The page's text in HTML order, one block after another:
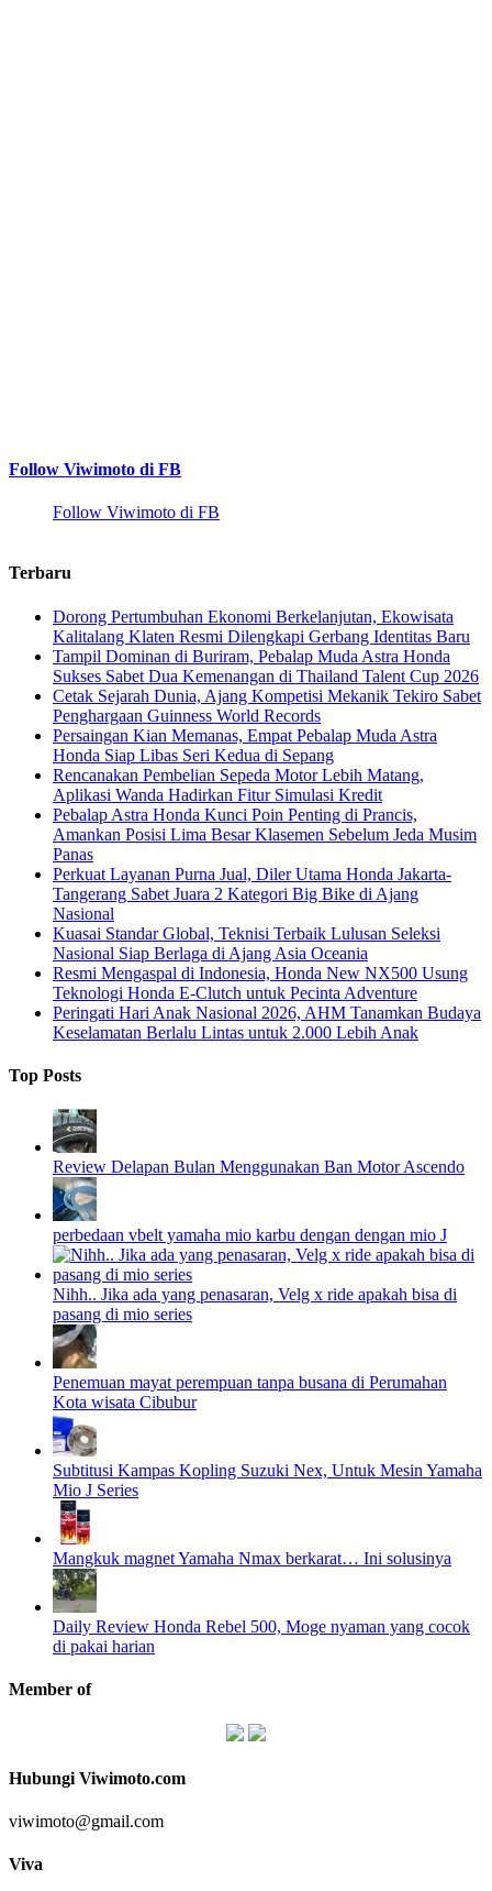
Follow Viwimoto di FB
Follow Viwimoto di FB
Terbaru
Dorong Pertumbuhan Ekonomi Berkelanjutan, Ekowisata
Kalitalang Klaten Resmi Dilengkapi Gerbang Identitas Baru
Tampil Dominan di Buriram, Pebalap Muda Astra Honda
Sukses Sabet Dua Kemenangan di Thailand Talent Cup 2026
Cetak Sejarah Dunia, Ajang Kompetisi Mekanik Tekiro Sabet
Penghargaan Guinness World Records
Persaingan Kian Memanas, Empat Pebalap Muda Astra
Honda Siap Libas Seri Kedua di Sepang
Rencanakan Pembelian Sepeda Motor Lebih Matang,
Aplikasi Wanda Hadirkan Fitur Simulasi Kredit
Pebalap Astra Honda Kunci Poin Penting di Prancis,
Amankan Posisi Lima Besar Klasemen Sebelum Jeda Musim
Panas
Perkuat Layanan Purna Jual, Diler Utama Honda Jakarta-
Tangerang Sabet Juara 2 Kategori Big Bike di Ajang
Nasional
Kuasai Standar Global, Teknisi Terbaik Lulusan Seleksi
Nasional Siap Berlaga di Ajang Asia Oceania
Resmi Mengaspal di Indonesia, Honda New NX500 Usung
Teknologi Honda E-Clutch untuk Pecinta Adventure
Peringati Hari Anak Nasional 2026, AHM Tanamkan Budaya
Keselamatan Berlalu Lintas untuk 2.000 Lebih Anak
Top Posts
Review Delapan Bulan Menggunakan Ban Motor Ascendo
perbedaan vbelt yamaha mio karbu dengan dengan mio J
Nihh.. Jika ada yang penasaran, Velg x ride apakah bisa di
pasang di mio series
Penemuan mayat perempuan tanpa busana di Perumahan
Kota wisata Cibubur
Subtitusi Kampas Kopling Suzuki Nex, Untuk Mesin Yamaha
Mio J Series
Mangkuk magnet Yamaha Nmax berkarat… Ini solusinya
Daily Review Honda Rebel 500, Moge nyaman yang cocok
di pakai harian
Member of
Hubungi Viwimoto.com
viwimoto@gmail.com
Viva